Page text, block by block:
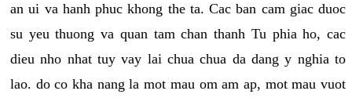
an ui va hanh phuc khong the ta. Cac ban cam giac duoc
su yeu thuong va quan tam chan thanh Tu phia ho, cac
dieu nho nhat tuy vay lai chua chua da dang y nghia to
lao. do co kha nang la mot mau om am ap, mot mau vuot